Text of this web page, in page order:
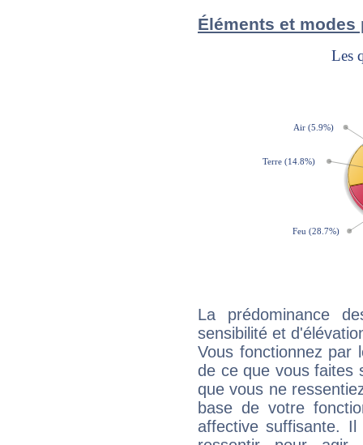
Éléments et
La prédominance
sensibilité et
Vous fonctionnez
de ce que vous faites
que vous ne
base de votre
affective suffisante.